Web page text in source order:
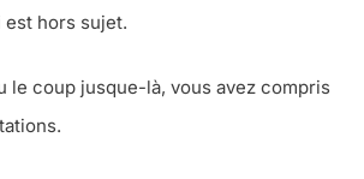
hors sujet.
le coup jusque-là, vous avez compris